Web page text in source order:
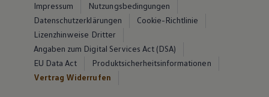
Impressum
Nutzungsbedingungen
Datenschutzerklärungen
Cookie-Richtlinie
Lizenzhinweise Dritter
Angaben zum Digital Services Act (DSA)
EU Data Act
Produktsicherheitsinformationen
Vertrag Widerrufen